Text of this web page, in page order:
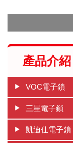
產品介紹
VOC電子鎖
三星電子鎖
凱迪仕電子鎖